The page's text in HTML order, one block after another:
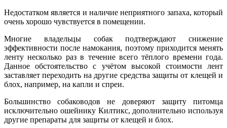
Недостатком является и наличие неприятного запаха, который
очень хорошо чувствуется в помещении.
Многие владельцы собак подтверждают снижение
эффективности после намокания, поэтому приходится менять
ленту несколько раз в течение всего тёплого времени года.
Данное обстоятельство с учётом высокой стоимости лент
заставляет переходить на другие средства защиты от клещей и
блох, например, на капли и спреи.
Большинство собаководов не доверяют защиту питомца
исключительно ошейнику Килтикс, дополнительно используя
другие препараты для защиты от клещей и блох.